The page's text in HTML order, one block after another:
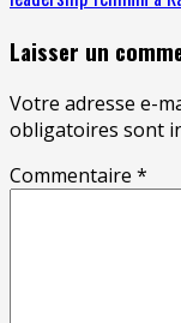
Laisser un
Votre adresse e-
obligatoires sont
Commentaire *